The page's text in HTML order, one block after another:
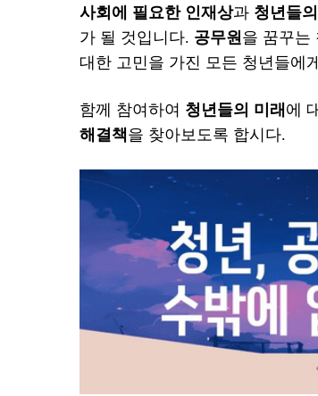
사회에 필요한 인재상과 청년들
가 될 것입니다. 공무원 을 꿈꾸는
대한 고민을 가진 모든 청년들에
함께 참여하여 청년들의 미래 에
해결책을 찾아보도록 합시다.